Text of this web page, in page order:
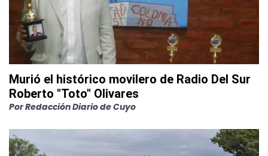
Murió el histórico movilero de Radio Del Sur
Roberto "Toto" Olivares
PorRedacción Diario de Cuyo